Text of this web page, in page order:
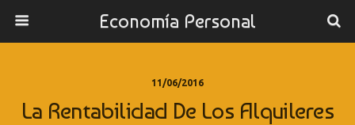
Economía Personal
11/06/2016
La Rentabilidad De Los Alquileres